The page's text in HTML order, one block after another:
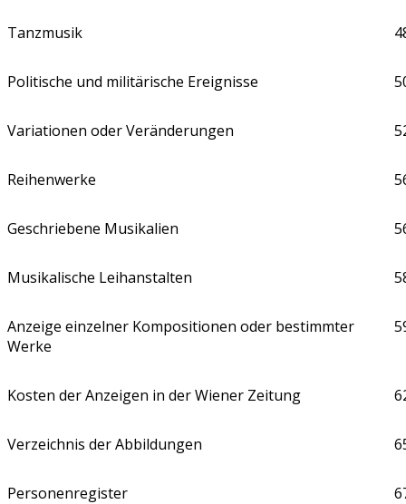
Tanzmusik
Politische und militärische Ereignisse
Variationen oder Veränderungen
Reihenwerke
Geschriebene Musikalien
Musikalische Leihanstalten
Anzeige einzelner Kompositionen oder bestimmter
Werke
Kosten der Anzeigen in der Wiener Zeitung
Verzeichnis der Abbildungen
Personenregister